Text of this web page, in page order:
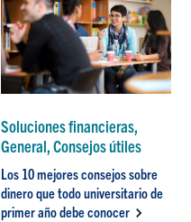
Soluciones financieras,
General, Consejos útiles
Los 10 mejores consejos sobre
dinero que todo universitario de
primer año debe conocer